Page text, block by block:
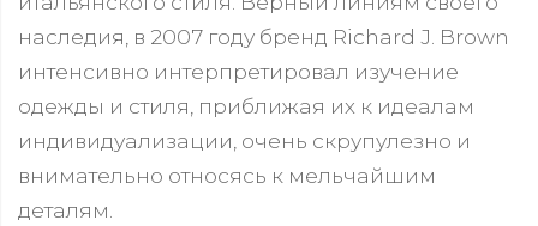
наследия, в 2007 году бренд Richard J. Brown
интенсивно интерпретировал изучение
одежды и стиля, приближая их к идеалам
индивидуализации, очень скрупулезно и
внимательно относясь к мельчайшим
деталям.